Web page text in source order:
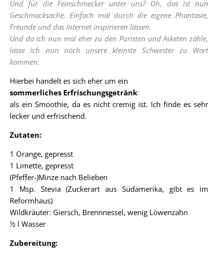
Und für die Feinschmecker unter uns? Oh, das ist nun
Geschmacksache. Einfach mal durch die eigene Phantasie,
Freunde und das Internet inspirieren lassen.
Und da ich nun mal eher zu den Puristen und Asketen zähle,
lasse ich nun noch unsere kleinste Schwester zu Wort
kommen:
Hierbei handelt es sich eher um ein
sommerliches Erfrischungsgetränk
als ein Smoothie, da es nicht cremig ist. Ich finde es sehr
lecker und erfrischend.
Zutaten:
1 Orange, gepresst
1 Limette, gepresst
(Pfeffer-)Minze nach Belieben
1 Msp. Stevia (Zuckerart aus Südamerika, gibt es im
Reformhaus)
Wildkräuter: Giersch, Brennnessel, wenig Löwenzahn
½ l Wasser
Zubereitung: